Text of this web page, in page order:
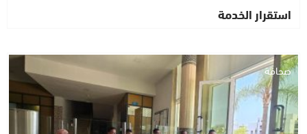
استقرار الخدمة
صحافة